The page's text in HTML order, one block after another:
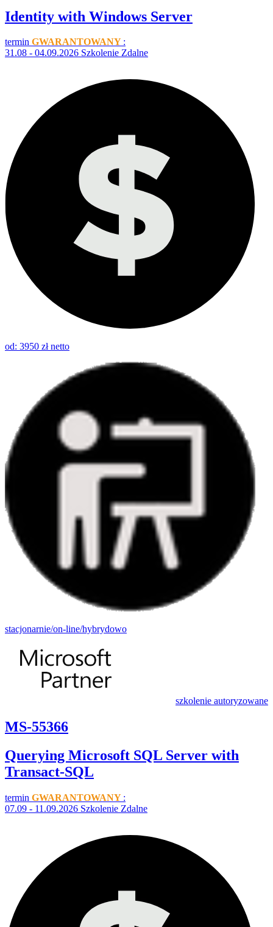
Identity with Windows Server
termin GWARANTOWANY :
31.08 - 04.09.2026 Szkolenie Zdalne
od: 3950 zł netto
stacjonarnie/on-line/hybrydowo
szkolenie autoryzowane
MS-55366
Querying Microsoft SQL Server with
Transact-SQL
termin GWARANTOWANY :
07.09 - 11.09.2026 Szkolenie Zdalne